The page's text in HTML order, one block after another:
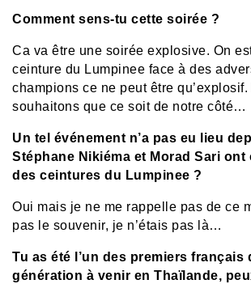
Comment sens-tu cette soirée ?
Ca va être une soirée explosive. On
ceinture du Lumpinee face à des
champions ce ne peut être
souhaitons que ce soit de notre côté…
Un tel événement n’a pas eu lieu
Stéphane Nikiéma et Morad Sari
des ceintures du Lumpinee ?
Oui mais je ne me rappelle pas de ce
pas le souvenir, je n’étais pas là…
Tu as été l’un des premiers français
génération à venir en Thaïlande,